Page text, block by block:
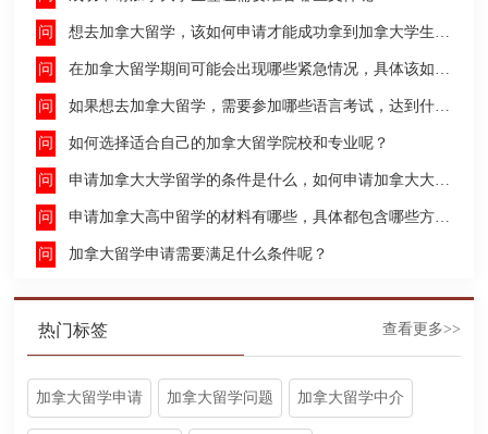
想去加拿大留学，该如何申请才能成功拿到加拿大学生签证呢？
在加拿大留学期间可能会出现哪些紧急情况，具体该如何去处理这些紧急情况呢？
如果想去加拿大留学，需要参加哪些语言考试，达到什么水平才能申请呢？
如何选择适合自己的加拿大留学院校和专业呢？
申请加拿大大学留学的条件是什么，如何申请加拿大大学留学，留学的费用及签证申请流程是什么？
申请加拿大高中留学的材料有哪些，具体都包含哪些方面呢？
加拿大留学申请需要满足什么条件呢？
热门标签 查看更多>>
加拿大留学申请 加拿大留学问题 加拿大留学中介